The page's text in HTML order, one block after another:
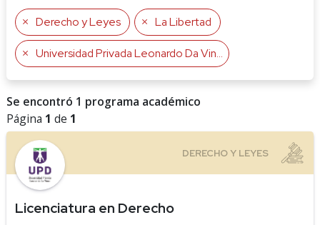
Derecho y Leyes La Libertad
Universidad Privada Leonardo Da Vinci
Se encontró 1 programa académico
Página 1 de 1
Licenciatura en Derecho